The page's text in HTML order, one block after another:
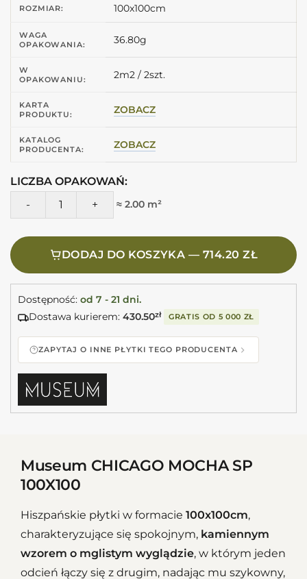
ROZMIAR: 100x100cm
WAGA
OPAKOWANIA:
36.80g
W
OPAKOWANIU:
2m2 / 2szt.
KARTA
PRODUKTU:
ZOBACZ
KATALOG
PRODUCENTA:
ZOBACZ
LICZBA OPAKOWAŃ:
ilość Peronda Museum CHICAGO MOCHA SP/100X100/R
≈ 2.00 m²
DODAJ DO KOSZYKA — 714.20 ZŁ
Dostępność: od 7 - 21 dni.
Dostawa kurierem: 430.50zł GRATIS OD 5 000 ZŁ
ZAPYTAJ O INNE PŁYTKI TEGO PRODUCENTA
Museum CHICAGO MOCHA SP
100X100
Hiszpańskie płytki w formacie 100x100cm,
charakteryzujące się spokojnym, kamiennym
wzorem o mglistym wyglądzie, w którym jeden
odcień łączy się z drugim, nadając mu szykowny,